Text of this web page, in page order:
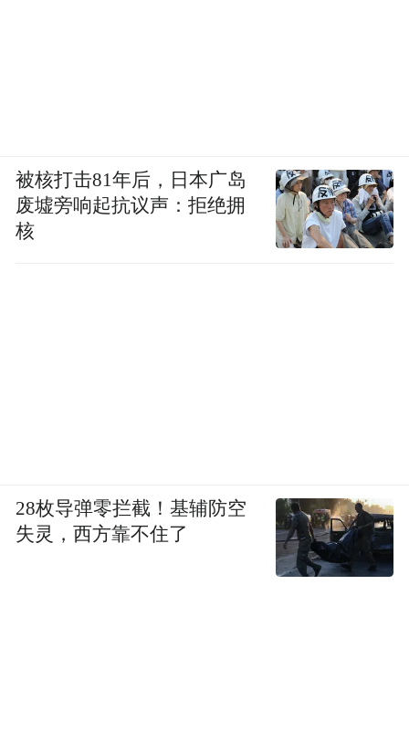
被核打击81年后，日本广岛
废墟旁响起抗议声：拒绝拥
核
28枚导弹零拦截！基辅防空
失灵，西方靠不住了